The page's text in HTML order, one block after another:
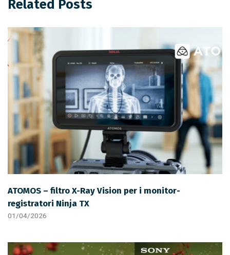
Related Posts
ATOMOS – filtro X-Ray Vision per i monitor-
registratori Ninja TX
01/04/2026